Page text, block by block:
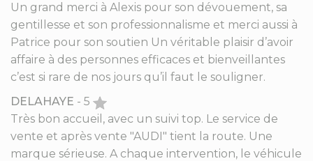
Un grand merci à Alexis pour son dévouement, sa
gentillesse et son professionnalisme et merci aussi à
Patrice pour son soutien Un véritable plaisir d’avoir
affaire à des personnes efficaces et bienveillantes
c’est si rare de nos jours qu’il faut le souligner.
DELAHAYE - 5
Très bon accueil, avec un suivi top. Le service de
vente et après vente "AUDI" tient la route. Une
marque sérieuse. A chaque intervention, le véhicule